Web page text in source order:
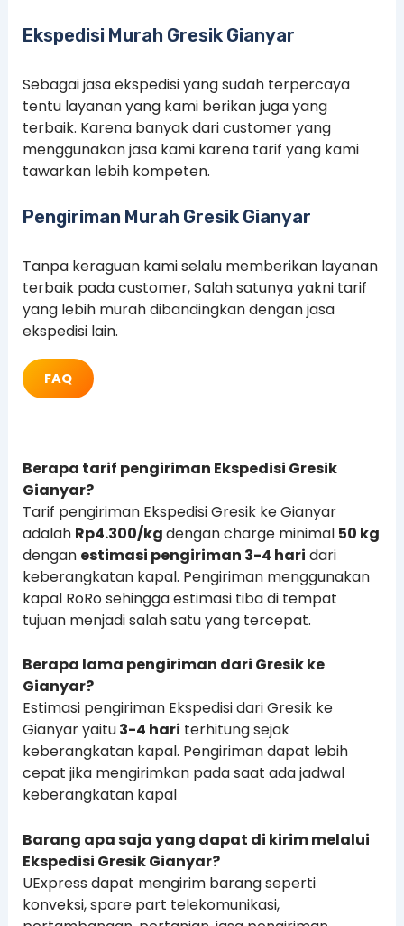
Ekspedisi Murah Gresik Gianyar
Sebagai jasa ekspedisi yang sudah terpercaya
tentu layanan yang kami berikan juga yang
terbaik. Karena banyak dari customer yang
menggunakan jasa kami karena tarif yang kami
tawarkan lebih kompeten.
Pengiriman Murah Gresik Gianyar
Tanpa keraguan kami selalu memberikan layanan
terbaik pada customer, Salah satunya yakni tarif
yang lebih murah dibandingkan dengan jasa
ekspedisi lain.
FAQ
Berapa tarif pengiriman Ekspedisi Gresik
Gianyar?
Tarif pengiriman Ekspedisi Gresik ke Gianyar
adalah Rp4.300/kgdengan charge minimal 50 kg
dengan estimasi pengiriman 3-4 hari dari
keberangkatan kapal. Pengiriman menggunakan
kapal RoRo sehingga estimasi tiba di tempat
tujuan menjadi salah satu yang tercepat.
Berapa lama pengiriman dari Gresik ke
Gianyar?
Estimasi pengiriman Ekspedisi dari Gresik ke
Gianyar yaitu3-4 hari terhitung sejak
keberangkatan kapal. Pengiriman dapat lebih
cepat jika mengirimkan pada saat ada jadwal
keberangkatan kapal
Barang apa saja yang dapat di kirim melalui
Ekspedisi Gresik Gianyar?
UExpress dapat mengirim barang seperti
konveksi, spare part telekomunikasi,